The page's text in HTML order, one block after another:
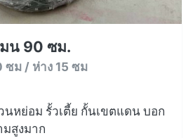
น 90 ซม.
ซม / ห่าง 15 ซม
นหย่อม รั้วเตี้ย กั้นเขตแดน บอก
มสูงมาก